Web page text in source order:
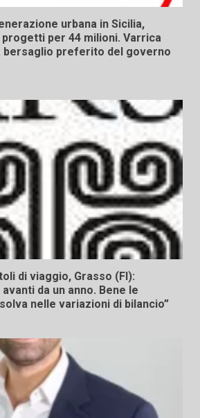
urbana in Sicilia,
per 44 milioni. Varrica
bersaglio preferito del governo
di viaggio, Grasso (FI):
da un anno. Bene le
nelle variazioni di bilancio”